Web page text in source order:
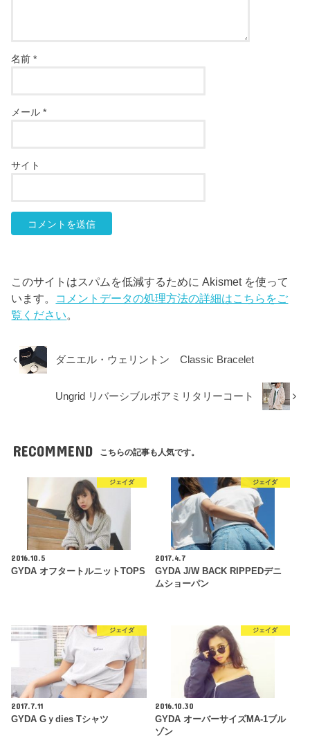
名前*
メール*
サイト
このサイトはスパムを低減するために Akismet を使って
います。 コメントデータの処理方法の詳細はこちらをご
覧ください。
ダニエル・ウェリントン Classic Bracelet
Ungrid リバーシブルボアミリタリーコート
RECOMMEND こちらの記事も人気です。
ジェイダ
2016.10.5
GYDA オフタートルニットTOPS
ジェイダ
2017.4.7
GYDA J/W BACK RIPPEDデニ
ムショーパン
ジェイダ
2017.7.11
GYDA Gｙdies Tシャツ
ジェイダ
2016.10.30
GYDA オーバーサイズMA-1ブル
ゾン